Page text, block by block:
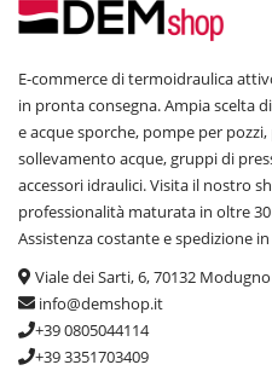
E-commerce di termoidraulica
in pronta consegna. Ampia scelta
e acque sporche, pompe per
sollevamento acque, gruppi di
accessori idraulici. Visita il nostro
professionalità maturata in oltre
Assistenza costante e spedizione in
Viale dei Sarti, 6, 70132
info@demshop.it
+39 0805044114
+39 3351703409